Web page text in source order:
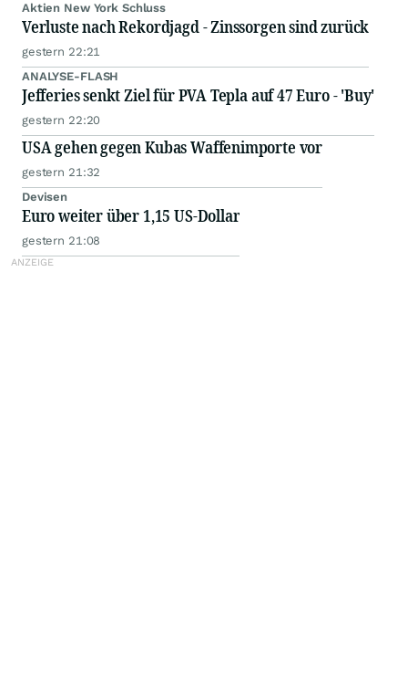
Aktien New York Schluss
Verluste nach Rekordjagd - Zinssorgen sind zurück
gestern 22:21
ANALYSE-FLASH
Jefferies senkt Ziel für PVA Tepla auf 47 Euro - 'Buy'
gestern 22:20
USA gehen gegen Kubas Waffenimporte vor
gestern 21:32
Devisen
Euro weiter über 1,15 US-Dollar
gestern 21:08